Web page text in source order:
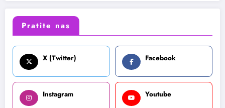
Pratite nas
X (Twitter) Facebook
Instagram Youtube